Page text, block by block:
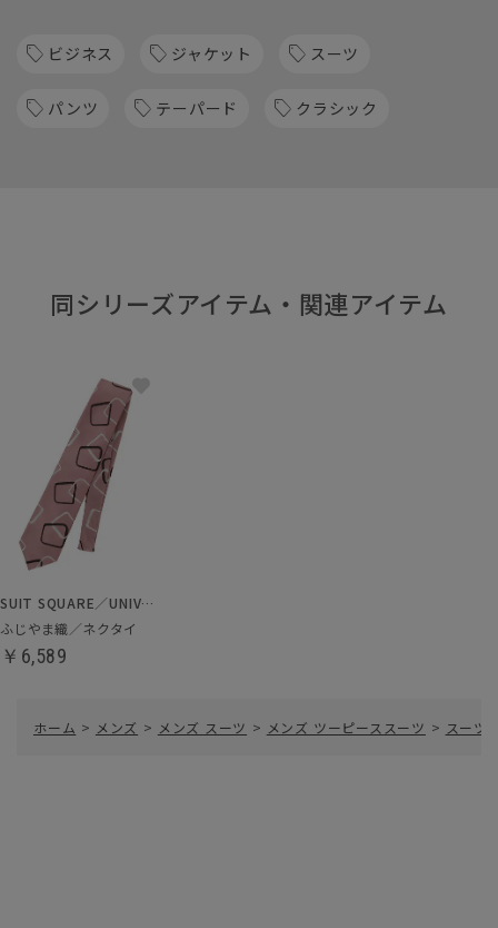
ビジネス ジャケット スーツ
パンツ テーパード クラシック
同シリーズアイテム・関連アイテム
SUIT SQUARE／UNIVERSAL LANGUAGE
ふじやま織／ネクタイ
￥6,589
ホーム > メンズ > メンズ スーツ > メンズ ツーピーススーツ > スーツ